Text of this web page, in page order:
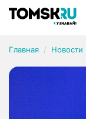
Главная Новости